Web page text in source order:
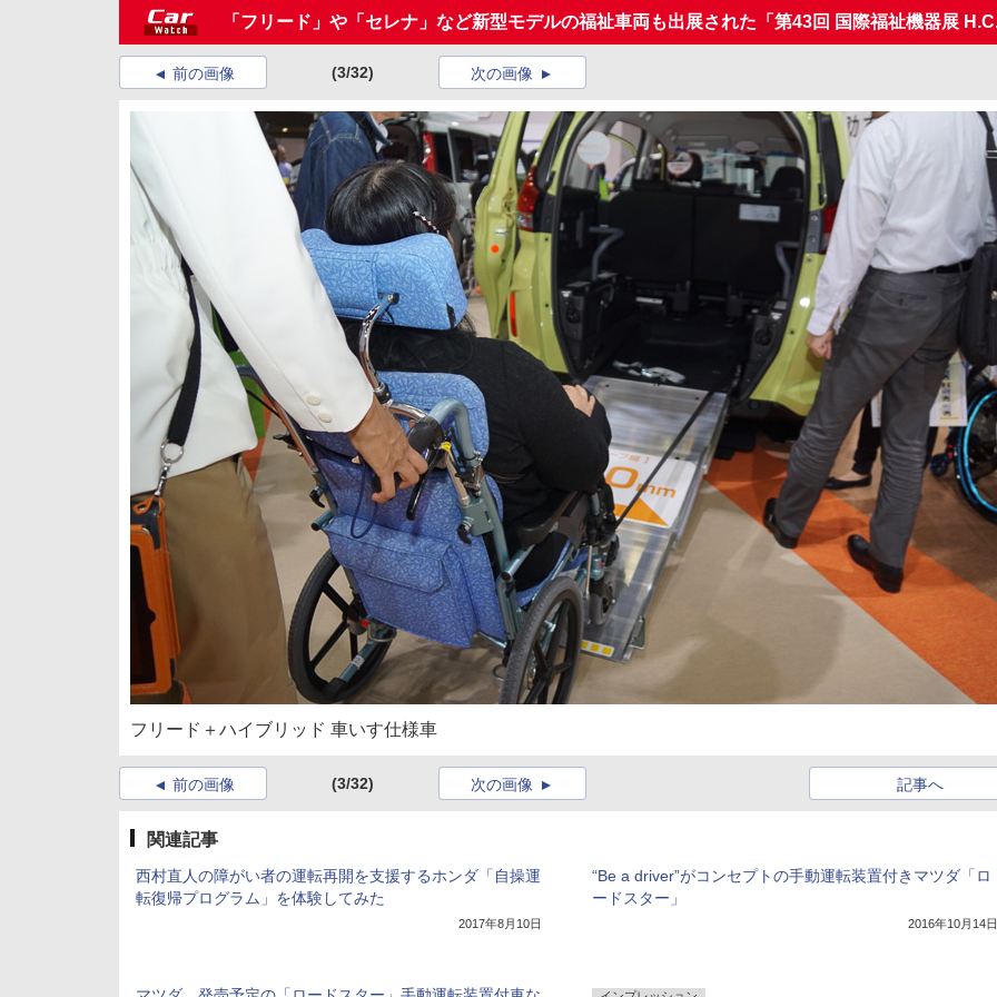
「フリード」や「セレナ」など新型モデルの福祉車両も出展された「第43回 国際福祉機器展
前の画像 (3/32) 次の画像
フリード＋ハイブリッド 車いす仕様車
前の画像 (3/32) 記事へ
次の画像
関連記事
西村直人の障がい者の運転再開を支援するホンダ「自操運
転復帰プログラム」を体験してみた
2017年8月10日
“Be a driver”がコンセプトの手動運転装置付きマツダ「ロ
ードスター」
2016年10月14日